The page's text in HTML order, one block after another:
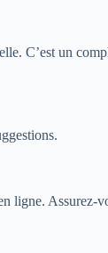
C’est un
ligne. Assurez-